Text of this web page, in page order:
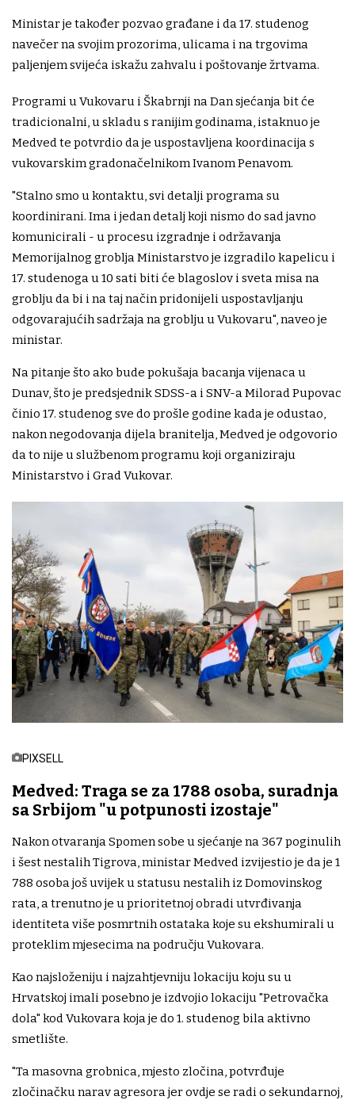
Ministar je također pozvao građane i da 17. studenog
navečer na svojim prozorima, ulicama i na trgovima
paljenjem svijeća iskažu zahvalu i poštovanje žrtvama.
Programi u Vukovaru i Škabrnji na Dan sjećanja bit će
tradicionalni, u skladu s ranijim godinama, istaknuo je
Medved te potvrdio da je uspostavljena koordinacija s
vukovarskim gradonačelnikom Ivanom Penavom.
"Stalno smo u kontaktu, svi detalji programa su
koordinirani. Ima i jedan detalj koji nismo do sad javno
komunicirali - u procesu izgradnje i održavanja
Memorijalnog groblja Ministarstvo je izgradilo kapelicu i
17. studenoga u 10 sati biti će blagoslov i sveta misa na
groblju da bi i na taj način pridonijeli uspostavljanju
odgovarajućih sadržaja na groblju u Vukovaru", naveo je
ministar.
Na pitanje što ako bude pokušaja bacanja vijenaca u
Dunav, što je predsjednik SDSS-a i SNV-a Milorad Pupovac
činio 17. studenog sve do prošle godine kada je odustao,
nakon negodovanja dijela branitelja, Medved je odgovorio
da to nije u službenom programu koji organiziraju
Ministarstvo i Grad Vukovar.
PIXSELL
Medved: Traga se za 1788 osoba, suradnja
sa Srbijom "u potpunosti izostaje"
Nakon otvaranja Spomen sobe u sjećanje na 367 poginulih
i šest nestalih Tigrova, ministar Medved izvijestio je da je 1
788 osoba još uvijek u statusu nestalih iz Domovinskog
rata, a trenutno je u prioritetnoj obradi utvrđivanja
identiteta više posmrtnih ostataka koje su ekshumirali u
proteklim mjesecima na području Vukovara.
Kao najsloženiju i najzahtjevniju lokaciju koju su u
Hrvatskoj imali posebno je izdvojio lokaciju "Petrovačka
dola" kod Vukovara koja je do 1. studenog bila aktivno
smetlište.
"Ta masovna grobnica, mjesto zločina, potvrđuje
zločinačku narav agresora jer ovdje se radi o sekundarnoj,